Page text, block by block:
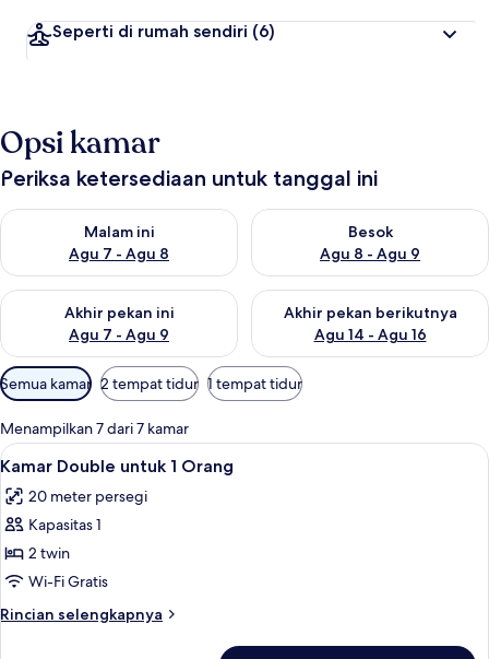
Seperti di rumah sendiri (6)
Opsi kamar
Periksa ketersediaan untuk tanggal ini
Malam ini
Agu 7 - Agu 8
Periksa ketersediaan untuk malam ini Agu 7 - Agu 8
Besok
Agu 8 - Agu 9
Periksa ketersediaan untuk
Akhir pekan ini
Agu 7 - Agu 9
Periksa ketersediaan untuk akhir pekan ini Agu 7 - Agu 9
Akhir pekan berikutnya
Agu 14 - Agu 16
Periksa ketersediaan untuk
Filter
tersedia
untuk
kamar
Semua kamar 2 tempat tidur 1 tempat tidur
Menampilkan 7 dari 7 kamar
Lihat
semua
foto
untuk
Kamar
Double
untuk
1
Meja kerja, ruang kerja ramah
7
Kamar Double untuk 1 Orang
20 meter persegi
Kapasitas 1
2 twin
Wi-Fi Gratis
Rincian selengkapnya
Rincian